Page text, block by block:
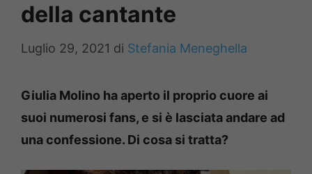
della cantante
Luglio 29, 2021 di Stefania Meneghella
Giulia Molino ha aperto il proprio cuore ai
suoi numerosi fans, e si è lasciata andare ad
una confessione. Di cosa si tratta?